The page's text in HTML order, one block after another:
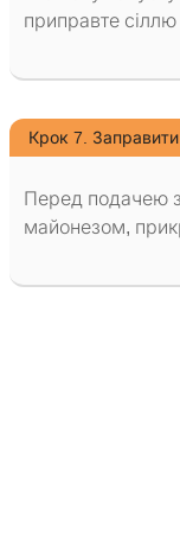
приправте
Крок 7.
Перед подачею
майонезом,